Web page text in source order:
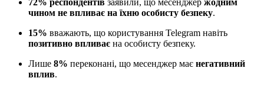
чином не впливає на їхню особисту безпеку.
15% вважають, що користування Telegram навіть
позитивно впливає на особисту безпеку.
Лише 8% переконані, що месенджер має негативний
вплив.